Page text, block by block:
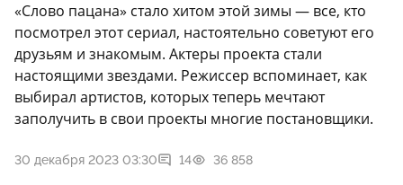
«Слово пацана» стало хитом этой зимы — все, кто
посмотрел этот сериал, настоятельно советуют его
друзьям и знакомым. Актеры проекта стали
настоящими звездами. Режиссер вспоминает, как
выбирал артистов, которых теперь мечтают
заполучить в свои проекты многие постановщики.
30 декабря 2023 03:30 14 36 858